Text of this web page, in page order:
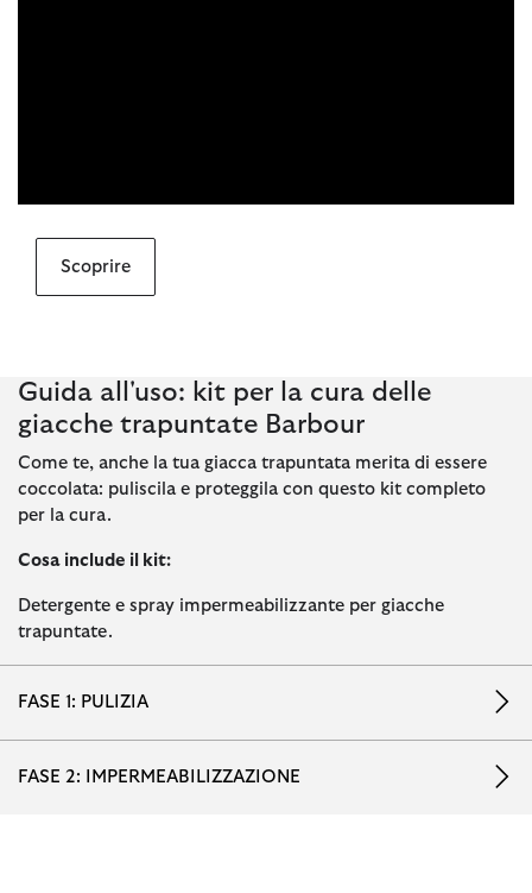
Scoprire
Guida all'uso: kit per la cura delle
giacche trapuntate Barbour
Come te, anche la tua giacca trapuntata merita di essere
coccolata: puliscila e proteggila con questo kit completo
per la cura.
Cosa include il kit:
Detergente e spray impermeabilizzante per giacche
trapuntate.
FASE 1: PULIZIA
FASE 2: IMPERMEABILIZZAZIONE